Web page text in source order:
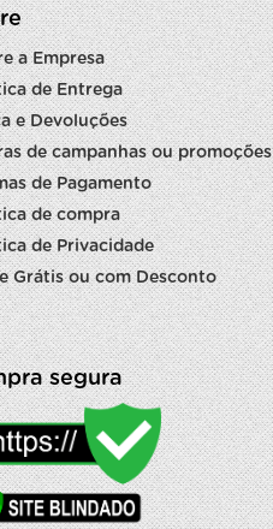
a Empresa
de Entrega
e Devoluções
de campanhas ou promoções
de Pagamento
de compra
de Privacidade
Grátis ou com Desconto
segura